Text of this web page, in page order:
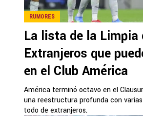
RUMORES
La lista de la Limpia
Extranjeros que
en el Club América
América terminó octavo en el
una reestructura profunda con
todo de extranjeros.